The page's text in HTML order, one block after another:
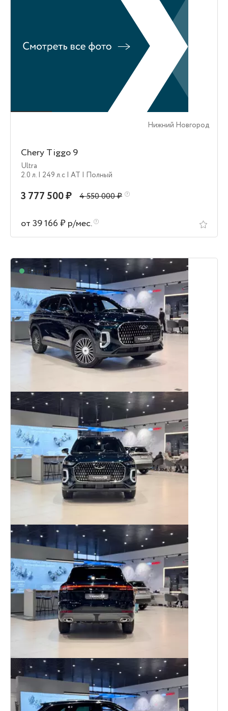
Нижний Новгород
Chery Tiggo 9
Ultra
2.0 л. | 249 л.c | AT | Полный
3 777 500 ₽ 4 550 000 ₽
от 39 166 ₽ р/мес.
В наличии